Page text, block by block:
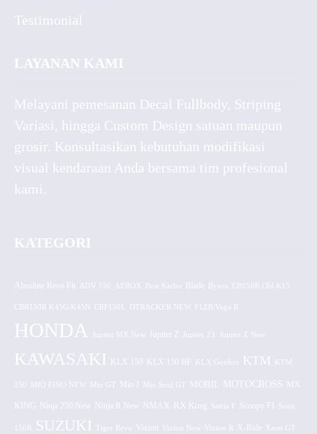
Testimonial
LAYANAN KAMI
Melayani pemesanan Decal Fullbody, Striping
Variasi, hingga Custom Design satuan maupun
grosir. Konsultasikan kebutuhan modifikasi
visual kendaraan Anda bersama tim profesional
kami.
KATEGORI
Absolute Revo Fit ADV 150 AEROX CB150R Old K15
CBR150R K45G/K45N CRF150L DTRACKER NEW F1ZR/Vega R
HONDA Jupiter MX New Jupiter Z Jupiter Z1 Jupiter Z New
KAWASAKI KLX 150 KLX 150 BF KLX Gordon KTM KTM
250 MIO FINO NEW Mio GT Mio J Mio Soul GT MOBIL MOTOCROSS MX
KING Ninja 250 New Ninja R New NMAX RX King Satria F Scoopy FI Sonic
150R SUZUKI Tiger Revo Vixion Vixion New Vixion R X-Ride Xeon GT